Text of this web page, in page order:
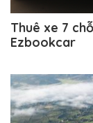
Thuê xe 7
Ezbookcar